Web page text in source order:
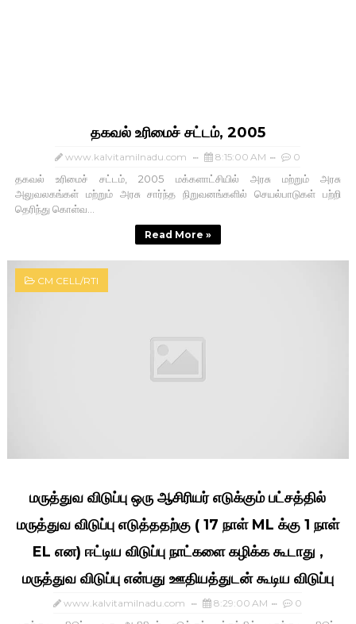
தகவல் உரிமைச் சட்டம், 2005
www.kalvitamilnadu.com 8:15:00 AM 0
தகவல் உரிமைச் சட்டம், 2005 மக்களாட்சியில் அரசு மற்றும் அரசு
அலுவலகங்கள் மற்றும் அரசு சார்ந்த நிறுவனங்களில் செயல்பாடுகள் பற்றி
தெரிந்து கொள்வ...
Read More »
CM CELL/RTI
மருத்துவ விடுப்பு ஒரு ஆசிரியர் எடுக்கும் பட்சத்தில்
மருத்துவ விடுப்பு எடுத்ததற்கு ( 17 நாள் ML க்கு 1 நாள்
EL என) ஈட்டிய விடுப்பு நாட்களை கழிக்க கூடாது ,
மருத்துவ விடுப்பு என்பது ஊதியத்துடன் கூடிய விடுப்பு
www.kalvitamilnadu.com 8:29:00 AM 0